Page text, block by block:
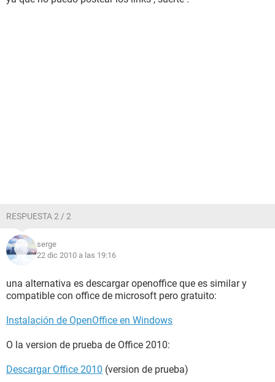
RESPUESTA 2 / 2
serge
22 dic 2010 a las 19:16
una alternativa es descargar openoffice que es similar y
compatible con office de microsoft pero gratuito:
Instalación de OpenOffice en Windows
O la version de prueba de Office 2010:
Descargar Office 2010 (version de prueba)